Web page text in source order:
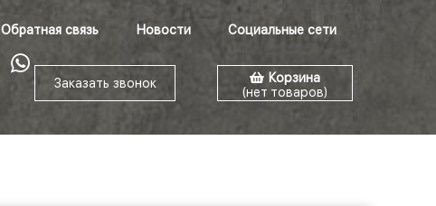
Обратная связь Новости Социальные сети
Заказать звонок
Корзина
(нет товаров)